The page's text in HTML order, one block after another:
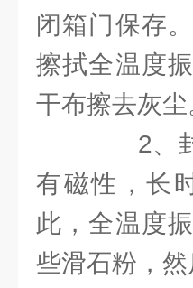
闭箱门保存
擦拭全温度
干布擦去灰尘
2、封
有磁性，长
此，全温度
些滑石粉，然